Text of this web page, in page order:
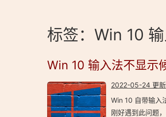
标签：Win 10
Win 10 输入法不显示
2022-05-24 更新
Win 10 自带输入
刚好遇到此问题